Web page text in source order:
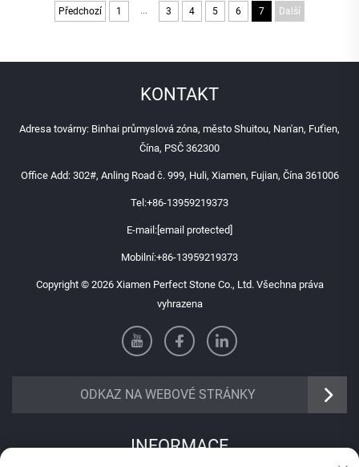
Předchozí 1 ... 3 4 5 6 7 Další
KONTAKT
Adresa továrny: Binhai průmyslová zóna, město Shuitou, Nan'an, Fuťien,
Čína, PSČ 362300
Office Add: 302#, Anling Road č. 999, Huli, Xiamen, Fujian, Čína 361006
Tel:+86-13959219373
E-mail:[email protected]
Mobilní:+86-13959219373
Copyright © 2026 Xiamen Perfect Stone Co., Ltd. Všechna práva
vyhrazena
ODKAZ NA WEBOVÉ STRÁNKY
INFORMACE